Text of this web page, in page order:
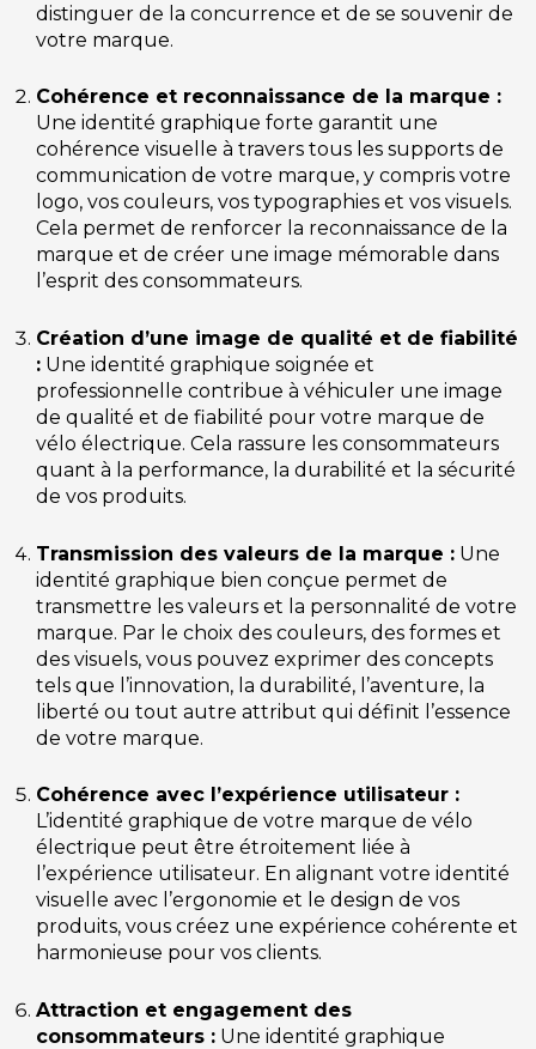
distinguer de la concurrence et de se souvenir de
votre marque.
Cohérence et reconnaissance de la marque :
Une identité graphique forte garantit une
cohérence visuelle à travers tous les supports de
communication de votre marque, y compris votre
logo, vos couleurs, vos typographies et vos visuels.
Cela permet de renforcer la reconnaissance de la
marque et de créer une image mémorable dans
l’esprit des consommateurs.
Création d’une image de qualité et de fiabilité
: Une identité graphique soignée et
professionnelle contribue à véhiculer une image
de qualité et de fiabilité pour votre marque de
vélo électrique. Cela rassure les consommateurs
quant à la performance, la durabilité et la sécurité
de vos produits.
Transmission des valeurs de la marque : Une
identité graphique bien conçue permet de
transmettre les valeurs et la personnalité de votre
marque. Par le choix des couleurs, des formes et
des visuels, vous pouvez exprimer des concepts
tels que l’innovation, la durabilité, l’aventure, la
liberté ou tout autre attribut qui définit l’essence
de votre marque.
Cohérence avec l’expérience utilisateur :
L’identité graphique de votre marque de vélo
électrique peut être étroitement liée à
l’expérience utilisateur. En alignant votre identité
visuelle avec l’ergonomie et le design de vos
produits, vous créez une expérience cohérente et
harmonieuse pour vos clients.
Attraction et engagement des
consommateurs : Une identité graphique